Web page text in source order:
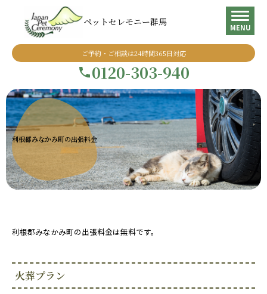
ペットセレモニー群馬
ご予約・ご相談は24時間365日対応
0120-303-940
MENU
利根郡みなかみ町の出張料金
利根郡みなかみ町の出張料金は無料です。
火葬プラン